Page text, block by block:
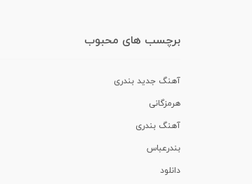
برچسب های محبوب
آهنگ جدید بندری
هرمزگانی
آهنگ بندری
بندرعباس
دانلود